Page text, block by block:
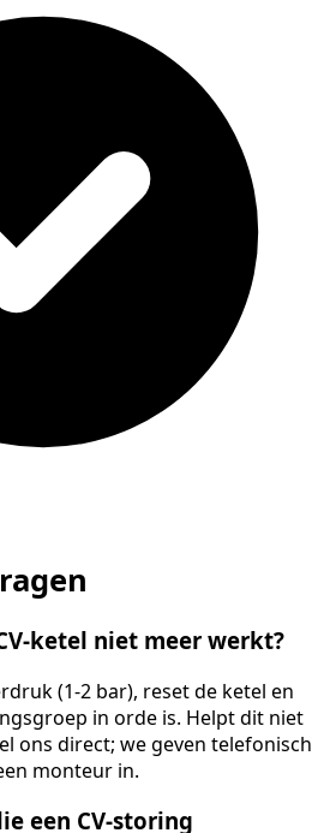
ketel niet meer werkt?
(1-2 bar), reset de ketel en
in orde is. Helpt dit niet
ons direct; we geven telefonisch
monteur in.
een CV-storing